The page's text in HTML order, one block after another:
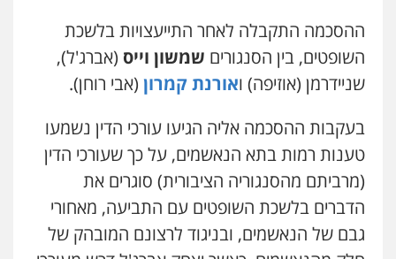
עו"ד אלינור טל
עבירות פליליות משפט מנהלי עתירות
אסירים ועדות שחרורים
0523823782
עו"ד רויטל סבג שקד
פלילי פשיעה חמורה אמצעי לחימה
אלימות עורכי דין לענייני אסירים
0528615306
עו"ד רועי אטיאס
ההסכמה התקבלה לאחר התייעצויות בלשכת
השופטים, בין הסנגורים שמשון וייס (אברג'ל),
שניידרמן (אוזיפה) ואורנת קמרון (אבי רוחן).
בעקבות ההסכמה אליה הגיעו עורכי הדין נשמעו
טענות רמות בתא הנאשמים, על כך שעורכי הדין
(מרביתם מהסנגוריה הציבורית) סוגרים את
הדברים בלשכת השופטים עם התביעה, מאחורי
גבם של הנאשמים, ובניגוד לרצונם המובהק של